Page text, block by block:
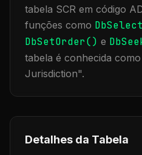
tabela SCR em código
funções como
DbSetOrder() e
tabela é conhecida
Jurisdiction".
Detalhes da Tabela